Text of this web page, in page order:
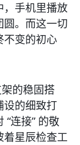
，手机里播放
。而这一切
不变的初心
的稳固搭
设的细致打
连接” 的敬
着星辰检查工